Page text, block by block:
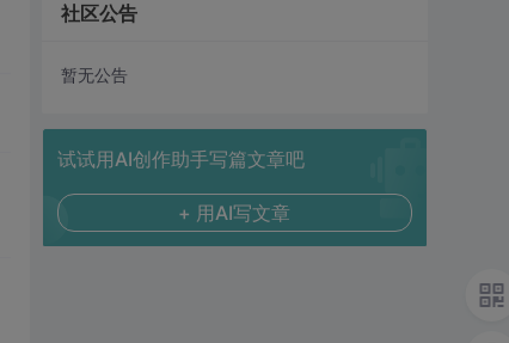
社区公告
暂无公告
试试用AI创作助手写篇文章吧
+ 用AI写文章